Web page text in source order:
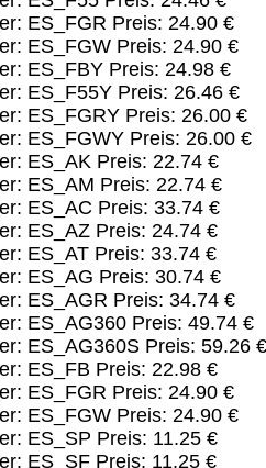
ES_FGR Preis: 24.90 €
ES_FGW Preis: 24.90 €
ES_FBY Preis: 24.98 €
ES_F55Y Preis: 26.46 €
ES_FGRY Preis: 26.00 €
ES_FGWY Preis: 26.00 €
ES_AK Preis: 22.74 €
ES_AM Preis: 22.74 €
ES_AC Preis: 33.74 €
ES_AZ Preis: 24.74 €
ES_AT Preis: 33.74 €
ES_AG Preis: 30.74 €
ES_AGR Preis: 34.74 €
ES_AG360 Preis: 49.74 €
ES_AG360S Preis: 59.26 €
ES_FB Preis: 22.98 €
ES_FGR Preis: 24.90 €
ES_FGW Preis: 24.90 €
ES_SP Preis: 11.25 €
ES_SF Preis: 11.25 €